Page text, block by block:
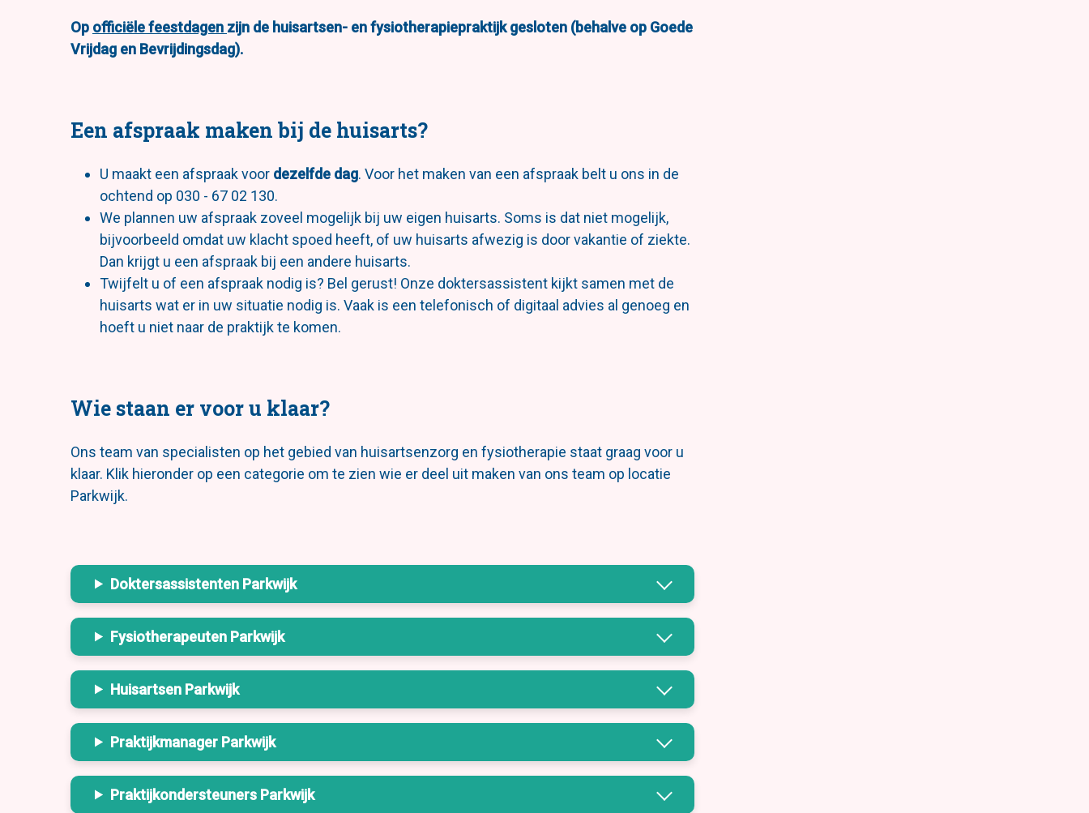
Op officiële feestdagen zijn de huisartsen- en fysiotherapiepraktijk gesloten (behalve op Goede
Vrijdag en Bevrijdingsdag).
Een afspraak maken bij de huisarts?
U maakt een afspraak voor dezelfde dag. Voor het maken van een afspraak belt u ons in de
ochtend op 030 - 67 02 130.
We plannen uw afspraak zoveel mogelijk bij uw eigen huisarts. Soms is dat niet mogelijk,
bijvoorbeeld omdat uw klacht spoed heeft, of uw huisarts afwezig is door vakantie of ziekte.
Dan krijgt u een afspraak bij een andere huisarts.
Twijfelt u of een afspraak nodig is? Bel gerust! Onze doktersassistent kijkt samen met de
huisarts wat er in uw situatie nodig is. Vaak is een telefonisch of digitaal advies al genoeg en
hoeft u niet naar de praktijk te komen.
Wie staan er voor u klaar?
Ons team van specialisten op het gebied van huisartsenzorg en fysiotherapie staat graag voor u
klaar. Klik hieronder op een categorie om te zien wie er deel uit maken van ons team op locatie
Parkwijk.
Doktersassistenten Parkwijk
Fysiotherapeuten Parkwijk
Huisartsen Parkwijk
Praktijkmanager Parkwijk
Praktijkondersteuners Parkwijk